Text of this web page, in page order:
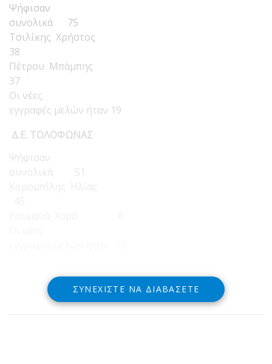
Ψήφισαν
συνολικά 75
Τσιλίκης Χρήστος
38
Πέτρου Μπάμπης
37
Οι νέες
εγγραφές μελών ήταν 19
Δ.Ε. ΤΟΛΟΦΩΝΑΣ
Ψήφισαν
συνολικά 51
ΣΥΝΕΧΊΣΤΕ ΝΑ ΔΙΑΒΆΣΕΤΕ